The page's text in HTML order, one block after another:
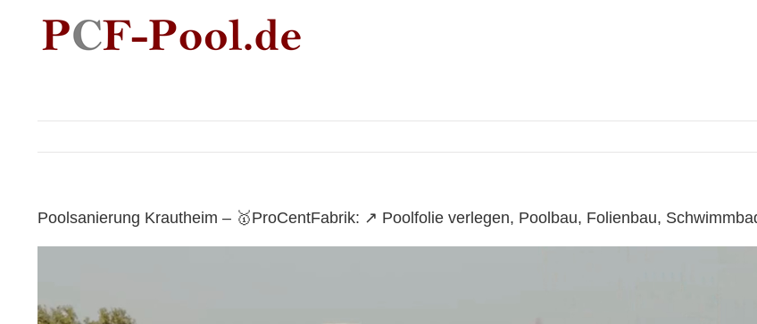
content
Poolsanierung Krautheim – 🥇ProCentFabrik: ↗️ Poolfolie verlegen, Poolbau, Folienbau,